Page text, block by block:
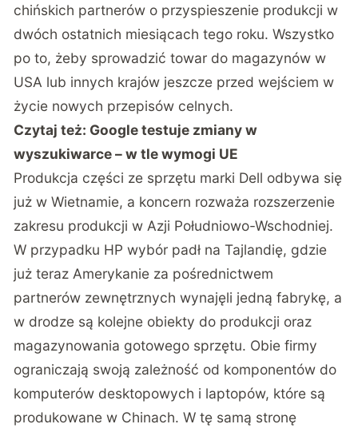
chińskich partnerów o przyspieszenie produkcji w
dwóch ostatnich miesiącach tego roku. Wszystko
po to, żeby sprowadzić towar do magazynów w
USA lub innych krajów jeszcze przed wejściem w
życie nowych przepisów celnych.
Czytaj też: Google testuje zmiany w
wyszukiwarce – w tle wymogi UE
Produkcja części ze sprzętu marki Dell odbywa się
już w Wietnamie, a koncern rozważa rozszerzenie
zakresu produkcji w Azji Południowo-Wschodniej.
W przypadku HP wybór padł na Tajlandię, gdzie
już teraz Amerykanie za pośrednictwem
partnerów zewnętrznych wynajęli jedną fabrykę, a
w drodze są kolejne obiekty do produkcji oraz
magazynowania gotowego sprzętu. Obie firmy
ograniczają swoją zależność od komponentów do
komputerów desktopowych i laptopów, które są
produkowane w Chinach. W tę samą stronę